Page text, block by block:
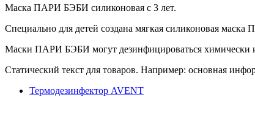
Маска ПАРИ БЭБИ силиконовая с 3 лет.
Специально для детей создана мягкая силиконовая
Маски ПАРИ БЭБИ могут дезинфицироваться химически
Статический текст для товаров. Например: основная
Термодезинфектор AVENT